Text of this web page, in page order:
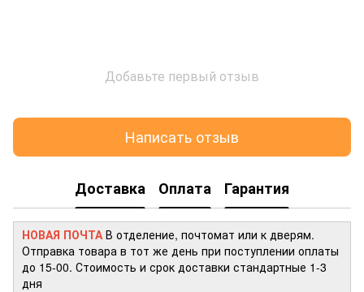
Добавьте первый отзыв
Написать отзыв
Доставка Оплата Гарантия
НОВАЯ ПОЧТА В отделение, почтомат или к дверям.
Отправка товара в тот же день при поступлении оплаты
до 15-00. Стоимость и срок доставки стандартные 1-3
дня